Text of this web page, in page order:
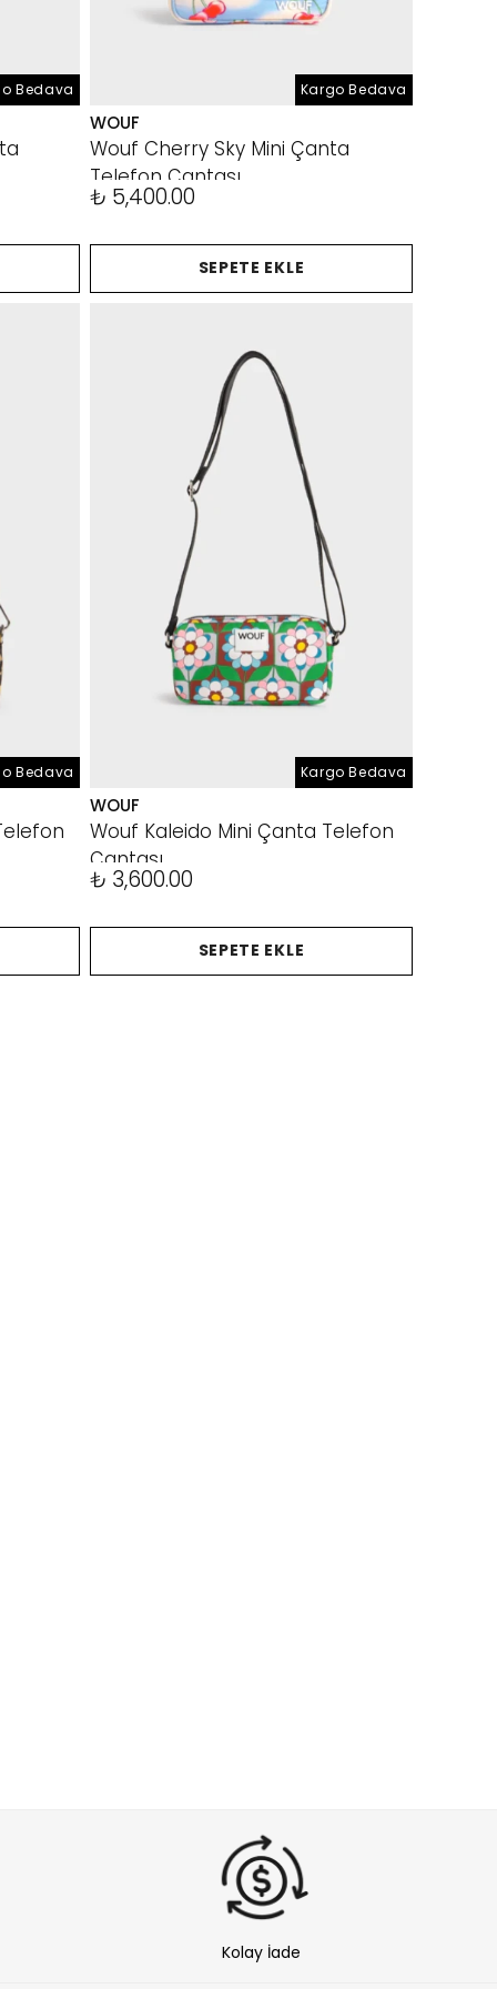
Bedava Kargo Bedava
WOUF
Wouf Cherry Sky Mini Çanta
Telefon Çantası
₺ 5,400.00
SEPETE EKLE
Bedava Kargo Bedava
WOUF
Wouf Kaleido Mini Çanta Telefon
Çantası
₺ 3,600.00
SEPETE EKLE
Kolay İade